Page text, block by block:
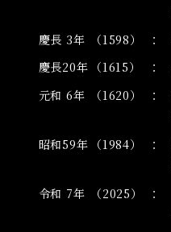
慶長 3年
（1598）
慶長20年 （1615）
元和 6年
（1620）
昭和59年 （1984）
令和 7年
（2025）